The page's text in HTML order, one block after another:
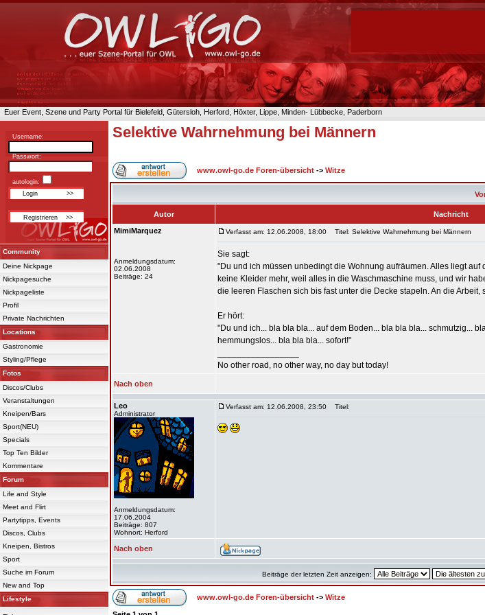
Euer Event, Szene und Party Portal für Bielefeld, Gütersloh, Herford, Höxter, Lippe, Minden- Lübbecke, Paderborn
Username:
Passwort:
autologin:
Community
Deine Nickpage
Nickpagesuche
Nickpageliste
Profil
Private Nachrichten
Locations
Gastronomie
Styling/Pflege
Fotos
Discos/Clubs
Veranstaltungen
Kneipen/Bars
Sport(NEU)
Specials
Top Ten Bilder
Kommentare
Forum
Life and Style
Meet and Flirt
Partytipps, Events
Discos, Clubs
Kneipen, Bistros
Sport
Suche im Forum
New and Top
Lifestyle
Selektive Wahrnehmung bei Männern
www.owl-go.de Foren-übersicht -> Witze
Autor
Nachricht
MimiMarquez
Anmeldungsdatum:
02.06.2008
Beiträge: 24
Verfasst am: 12.06.2008, 18:00 Titel: Selektive Wahrnehmung bei Männern
Sie sagt:
"Du und ich müssen unbedingt die Wohnung aufräumen. Alles liegt
keine Kleider mehr, weil alles in die Waschmaschine muss, und wir
die leeren Flaschen sich bis fast unter die Decke stapeln. An die Arbeit,
Er hört:
"Du und ich... bla bla bla... auf dem Boden... bla bla bla... schmutzig...
hemmungslos... bla bla bla... sofort!"
No other road, no other way, no day but today!
Nach oben
Leo
Administrator
Anmeldungsdatum:
17.06.2004
Beiträge: 807
Wohnort: Herford
Verfasst am: 12.06.2008, 23:50 Titel:
Nach oben
Beiträge der letzten Zeit anzeigen:
www.owl-go.de Foren-übersicht -> Witze